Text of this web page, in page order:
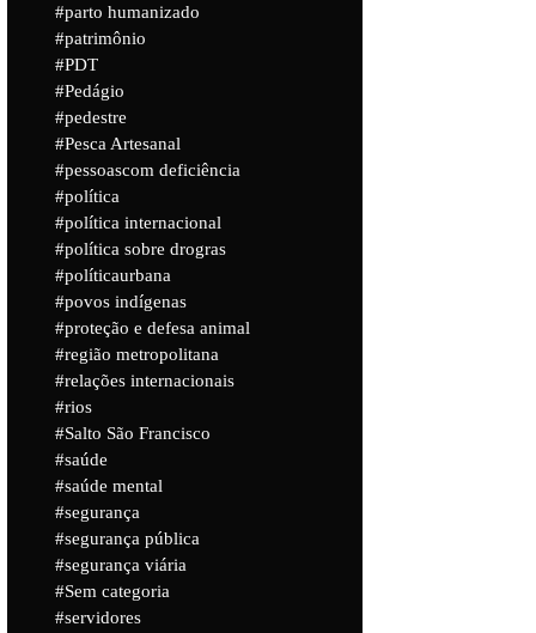
parto humanizado
patrimônio
PDT
Pedágio
pedestre
Pesca Artesanal
pessoascom deficiência
política
política internacional
política sobre drogras
políticaurbana
povos indígenas
proteção e defesa animal
região metropolitana
relações internacionais
rios
Salto São Francisco
saúde
saúde mental
segurança
segurança pública
segurança viária
Sem categoria
servidores